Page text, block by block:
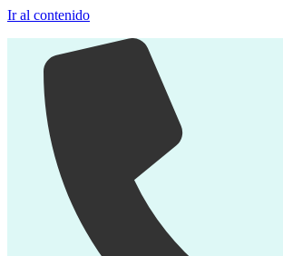
Ir al contenido